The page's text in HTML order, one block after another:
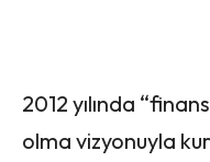
2012 yılında
olma vizyonuyla